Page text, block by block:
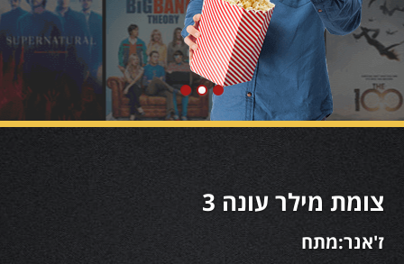
צומת מילר עונה 3
ז'אנר:מתח